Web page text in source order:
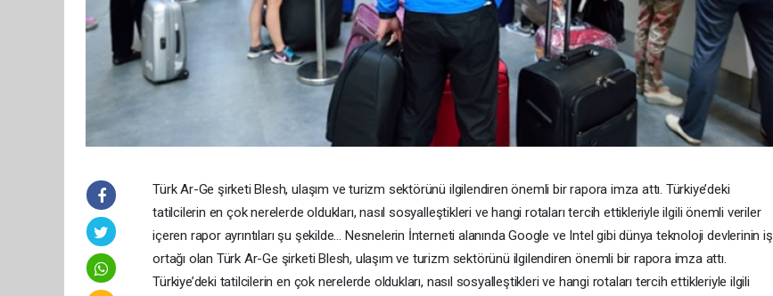
Türk Ar-Ge şirketi Blesh, ulaşım ve turizm sektörünü ilgilendiren önemli bir rapora imza attı. Türkiye’deki
tatilcilerin en çok nerelerde oldukları, nasıl sosyalleştikleri ve hangi rotaları tercih ettikleriyle ilgili önemli veriler
içeren rapor ayrıntıları şu şekilde… Nesnelerin İnterneti alanında Google ve Intel gibi dünya teknoloji devlerinin iş
ortağı olan Türk Ar-Ge şirketi Blesh, ulaşım ve turizm sektörünü ilgilendiren önemli bir rapora imza attı.
Türkiye’deki tatilcilerin en çok nerelerde oldukları, nasıl sosyalleştikleri ve hangi rotaları tercih ettikleriyle ilgili